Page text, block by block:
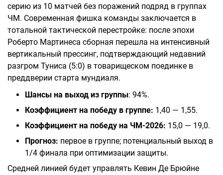
серию из 10 матчей без поражений подряд в группах
ЧМ. Современная фишка команды заключается в
тотальной тактической перестройке: после эпохи
Роберто Мартинеса сборная перешла на интенсивный
вертикальный прессинг, подтверждающий недавний
разгром Туниса (5:0) в товарищеском поединке в
преддверии старта мундиаля.
Шансы на выход из группы: 94%.
Коэффициент на победу в группе: 1,40 — 1,55.
Коэффициент на победу на ЧМ-2026: 15,0 — 19,0.
Прогноз: первое в группе; потенциальный выход в
1/4 финала при оптимизации защиты.
Средней линией будет управлять Кевин Де Брюйне